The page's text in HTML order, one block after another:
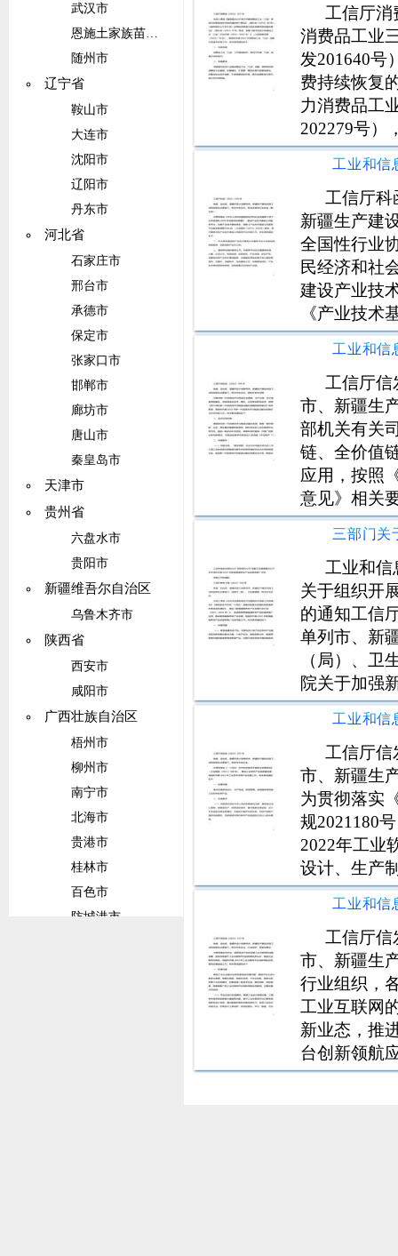
武汉市
恩施土家族苗族自治州
随州市
辽宁省
鞍山市
大连市
沈阳市
辽阳市
丹东市
河北省
石家庄市
邢台市
承德市
保定市
张家口市
邯郸市
廊坊市
唐山市
秦皇岛市
天津市
贵州省
六盘水市
贵阳市
新疆维吾尔自治区
乌鲁木齐市
陕西省
西安市
咸阳市
广西壮族自治区
梧州市
柳州市
南宁市
北海市
贵港市
桂林市
百色市
防城港市
况，择优推
工信厅消
消费品工业
发201640号
费持续恢复
力消费品工
202279号）
申报工作。
利于开展三
思路清晰明
工信厅科
新疆生产建
全国性行业
民经济和社
建设产业技
《产业技术
2015458号
报工作。有
务平台分试
工信厅信
市、新疆生
部机关有关
链、全价值
应用，按照
意见》相关
合发展试点
入选工业和
企业，包括
工业和信
关于组织开
的通知工信
单列市、新
（局）、卫
院关于加强
家老龄事业
养老产业发
老产品和服
工信厅信
市、新疆生
为贯彻落实
规2021180
2022年工业
设计、生产
在中华人民
经营活动场
况、无被执
工信厅信
市、新疆生
行业组织，
工业互联网
新业态，推
台创新领航
程度低、管